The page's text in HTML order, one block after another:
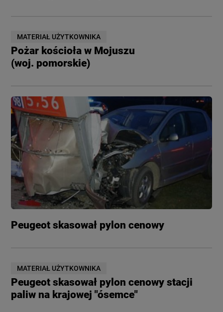
MATERIAŁ UŻYTKOWNIKA
Pożar kościoła w Mojuszu
(woj. pomorskie)
Peugeot skasował pylon cenowy
MATERIAŁ UŻYTKOWNIKA
Peugeot skasował pylon cenowy stacji
paliw na krajowej "ósemce"